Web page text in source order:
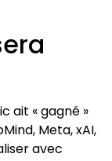
ait « gagné »
Meta, xAI,
avec